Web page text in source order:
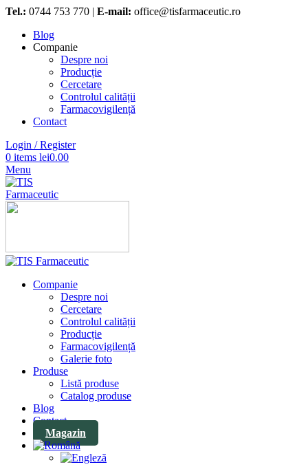
Tel.: 0744 753 770 | E-mail: office@tisfarmaceutic.ro
Blog
Companie
Despre noi
Producție
Cercetare
Controlul calității
Farmacovigilență
Contact
Login / Register
0 items lei0.00
Menu
Companie
Despre noi
Cercetare
Controlul calității
Producție
Farmacovigilență
Galerie foto
Produse
Listă produse
Catalog produse
Blog
Contact
Magazin